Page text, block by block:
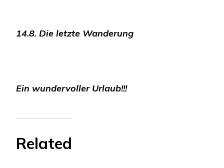
14.8. Die letzte Wanderung
Ein wundervoller Urlaub!!!
Related